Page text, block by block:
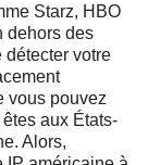
Starz, HBO
dehors des
détecter votre
vous pouvez
aux États-
Alors,